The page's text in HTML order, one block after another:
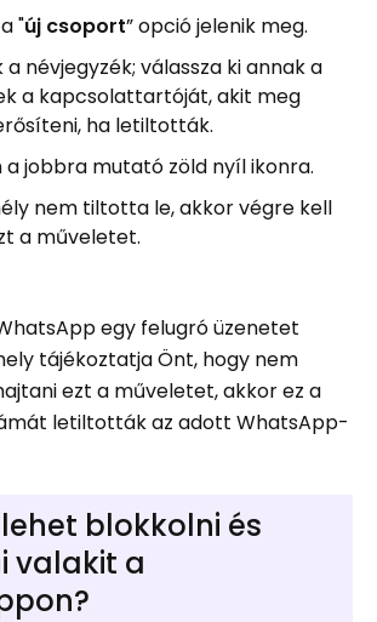
"új csoport” opció jelenik meg.
a névjegyzék; válassza ki annak a
a kapcsolattartóját, akit meg
ha letiltották.
jobbra mutató zöld nyíl ikonra.
nem tiltotta le, akkor végre kell
a műveletet.
egy felugró üzenetet
tájékoztatja Önt, hogy nem
ezt a műveletet, akkor ez a
letiltották az adott WhatsApp-
blokkolni és
valakit a